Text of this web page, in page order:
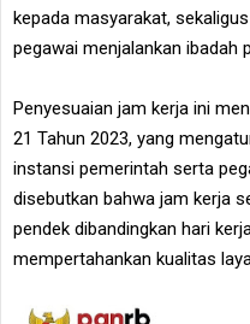
kepada masyarakat,
pegawai menjalankan ibadah
Penyesuaian jam kerja ini
21 Tahun 2023, yang
instansi pemerintah serta
disebutkan bahwa jam kerja
pendek dibandingkan hari
mempertahankan kualitas